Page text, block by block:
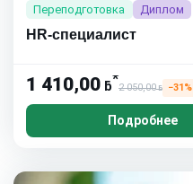
Переподготовка Диплом
HR-специалист
1 410,00 ƃ*
2 050,00ƃ −31%
Подробнее